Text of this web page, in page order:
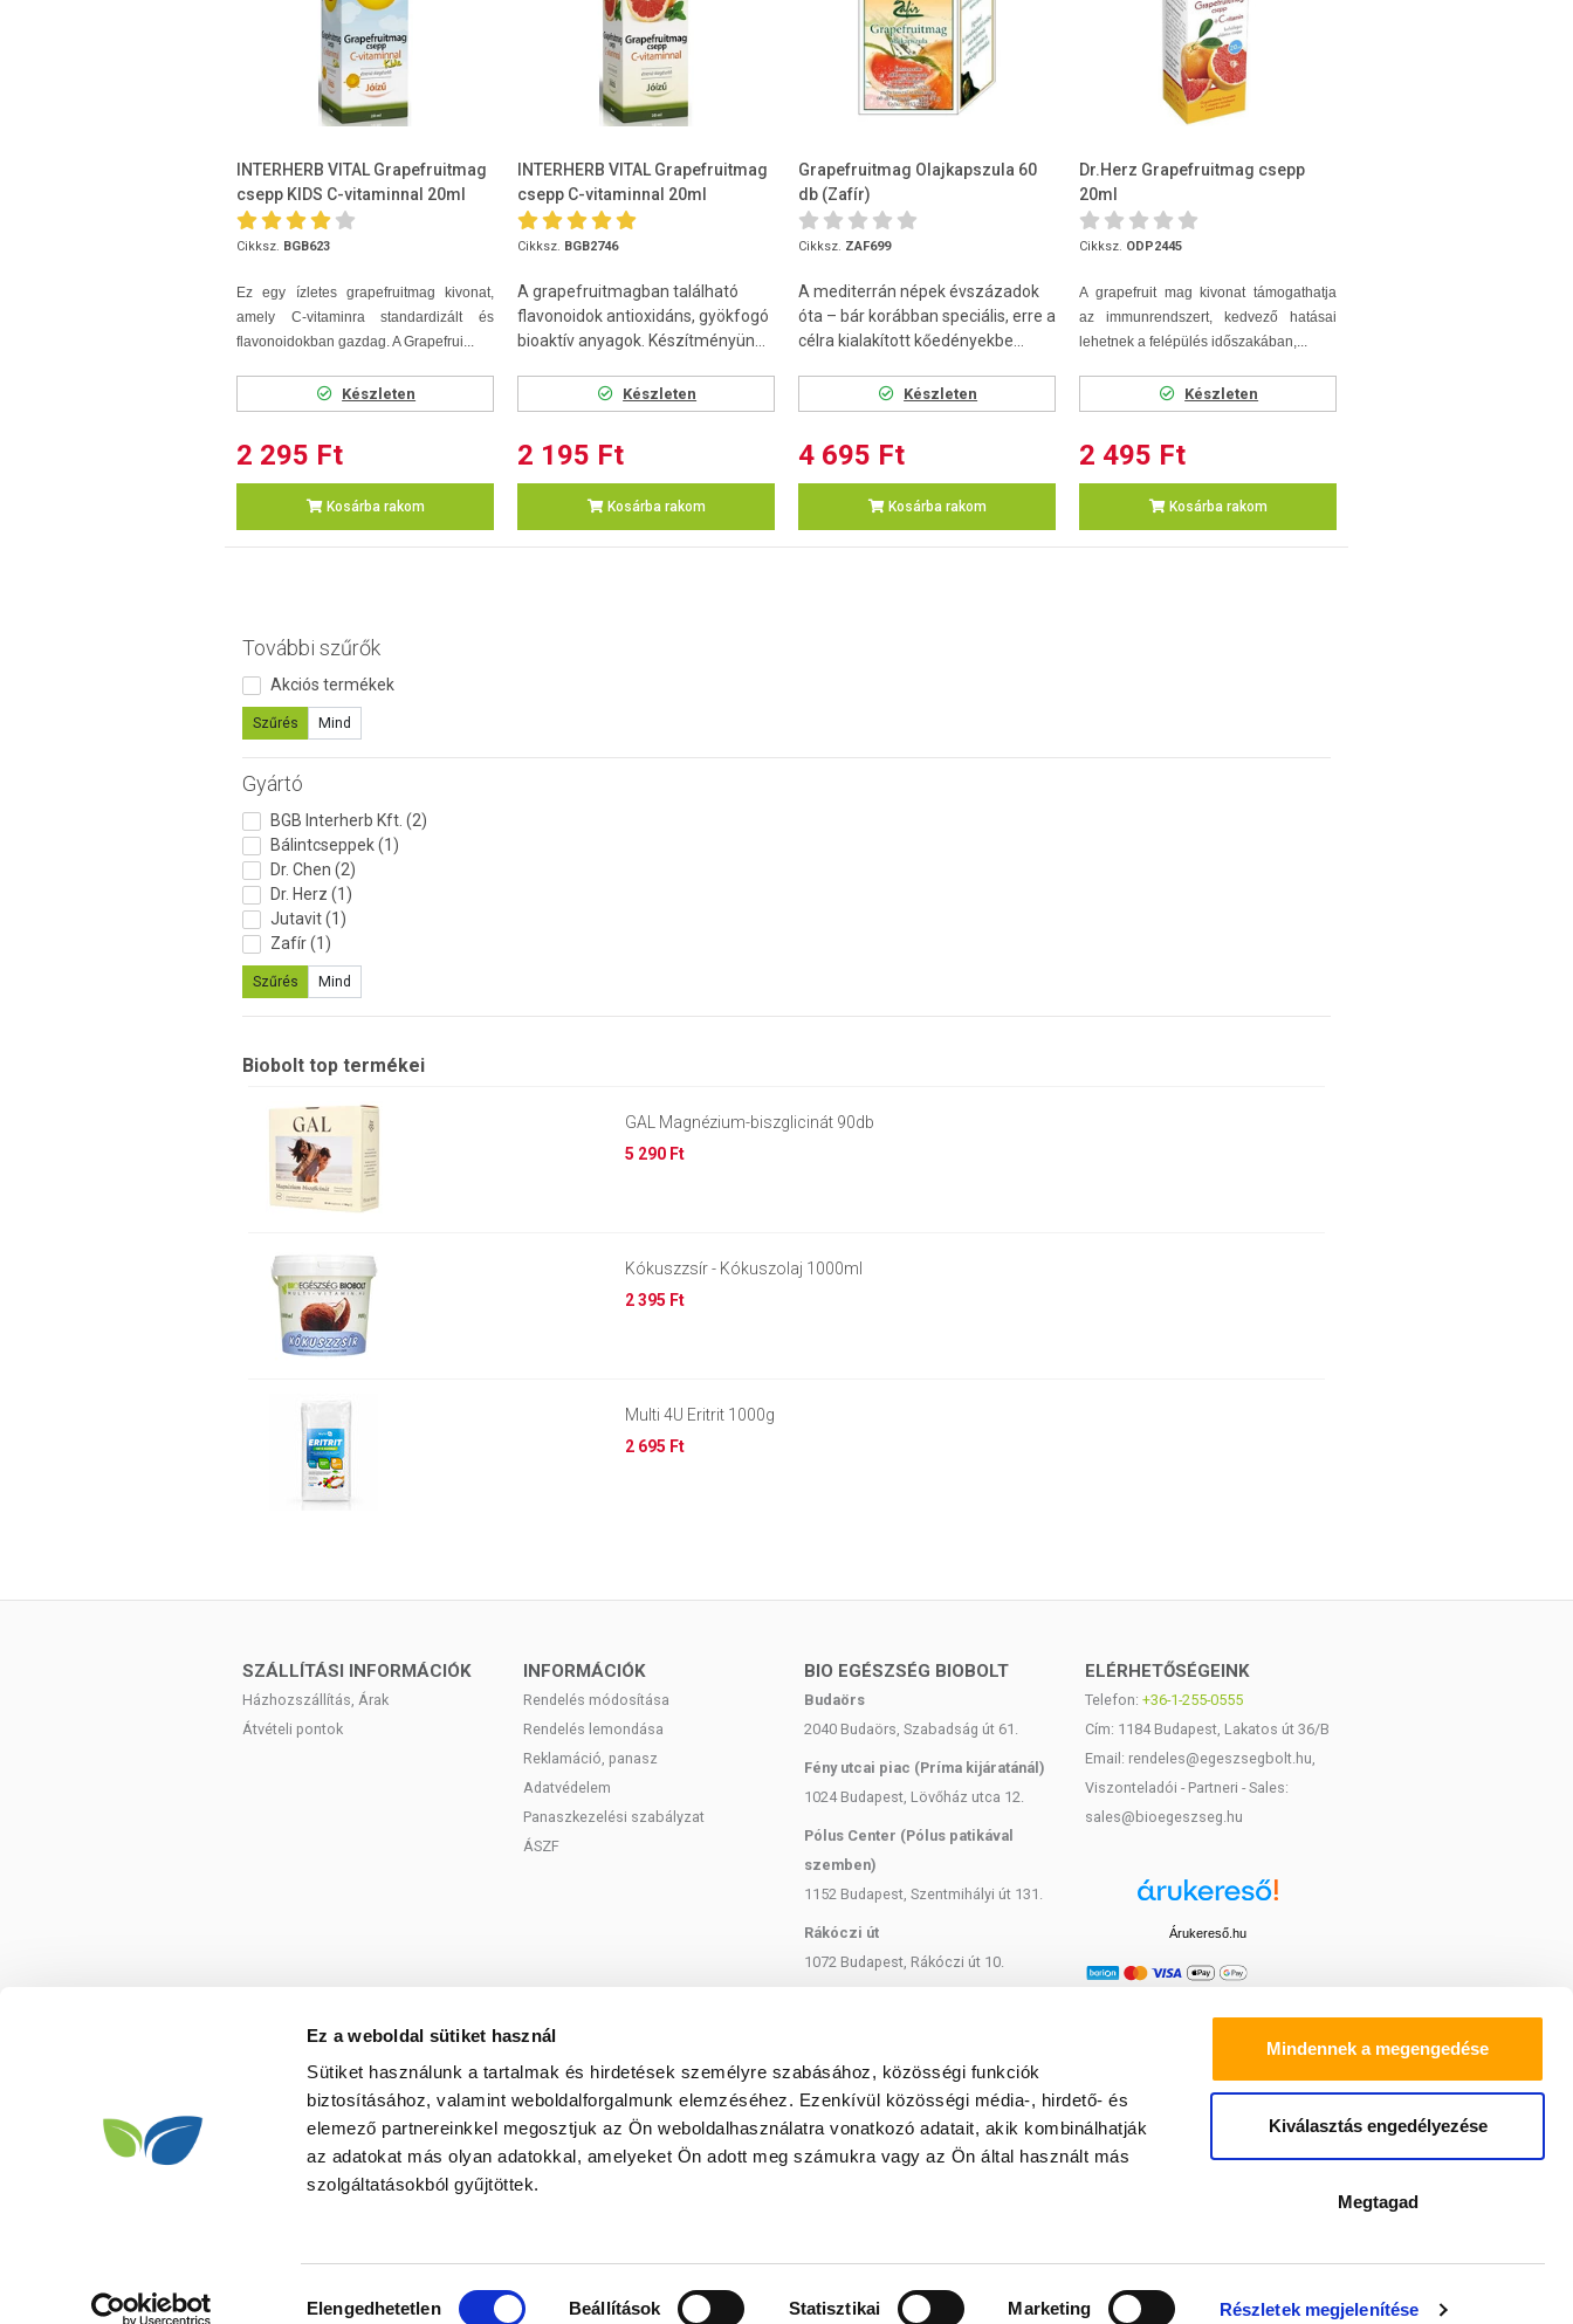
Ez a weboldal sütiket használ
Sütiket használunk a tartalmak és hirdetések személyre szabásához, közösségi funkciók
biztosításához, valamint weboldalforgalmunk elemzéséhez. Ezenkívül közösségi média-, hirdető- és
elemező partnereinkkel megosztjuk az Ön weboldalhasználatra vonatkozó adatait, akik kombinálhatják
az adatokat más olyan adatokkal, amelyeket Ön adott meg számukra vagy az Ön által használt más
szolgáltatásokból gyűjtöttek.
Elengedhetetlen Beállítások Statisztikai Marketing Részletek megjelenítése
Mindennek a megengedése
Kiválasztás engedélyezése
Megtagad
További szűrők
Akciós termékek
Szűrés Mind
Gyártó
BGB Interherb Kft. (2)
Bálintcseppek (1)
Dr. Chen (2)
Dr. Herz (1)
Jutavit (1)
Zafír (1)
Szűrés Mind
Biobolt top termékei
GAL Magnézium-biszglicinát 90db
5 290 Ft
Kókuszzsír - Kókuszolaj 1000ml
2 395 Ft
Multi 4U Eritrit 1000g
2 695 Ft
INTERHERB VITAL Grapefruitmag
csepp KIDS C-vitaminnal 20ml
Cikksz. BGB623
Ez egy ízletes grapefruitmag kivonat,
amely C-vitaminra standardizált és
flavonoidokban gazdag. A Grapefrui...
Készleten
2 295 Ft
Kosárba rakom
INTERHERB VITAL Grapefruitmag
csepp C-vitaminnal 20ml
Cikksz. BGB2746
A grapefruitmagban található
flavonoidok antioxidáns, gyökfogó
bioaktív anyagok. Készítményün...
Készleten
2 195 Ft
Kosárba rakom
Grapefruitmag Olajkapszula 60
db (Zafír)
Cikksz. ZAF699
A mediterrán népek évszázadok
óta – bár korábban speciális, erre a
célra kialakított kőedényekbe...
Készleten
4 695 Ft
Kosárba rakom
Dr.Herz Grapefruitmag csepp
20ml
Cikksz. ODP2445
A grapefruit mag kivonat támogathatja
az immunrendszert, kedvező hatásai
lehetnek a felépülés időszakában,...
Készleten
2 495 Ft
Kosárba rakom
SZÁLLÍTÁSI INFORMÁCIÓK
Házhozszállítás, Árak
Átvételi pontok
INFORMÁCIÓK
Rendelés módosítása
Rendelés lemondása
Reklamáció, panasz
Adatvédelem
Panaszkezelési szabályzat
ÁSZF
BIO EGÉSZSÉG BIOBOLT
Budaörs
2040 Budaörs, Szabadság út 61.
Fény utcai piac (Príma kijáratánál)
1024 Budapest, Lövőház utca 12.
Pólus Center (Pólus patikával
szemben)
1152 Budapest, Szentmihályi út 131.
Rákóczi út
1072 Budapest, Rákóczi út 10.
Bartók Béla
1114 Budapest, Bartók Béla út 71.
ELÉRHETŐSÉGEINK
Telefon: +36-1-255-0555
Cím: 1184 Budapest, Lakatos út 36/B
Email: rendeles@egeszsegbolt.hu,
Viszonteladói - Partneri - Sales:
sales@bioegeszseg.hu
Árukereső.hu